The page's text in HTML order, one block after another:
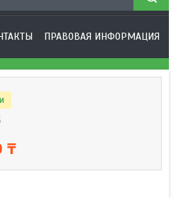
ПРАВОВАЯ ИНФОРМАЦИЯ
₸